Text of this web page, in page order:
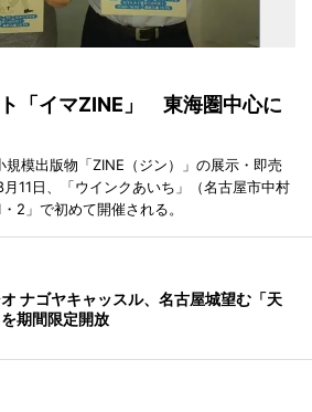
「イマZINE」 東海圏中心に
模出版物「ZINE（ジン）」の展示・即売
11日、「ウインクあいち」（名古屋市中村
2」で初めて開催される。
ナゴヤキャッスル、名古屋城望む「天
期間限定開放